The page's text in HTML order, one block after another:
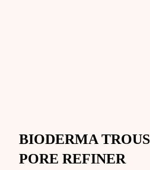
BIODERMA
PORE REFINER